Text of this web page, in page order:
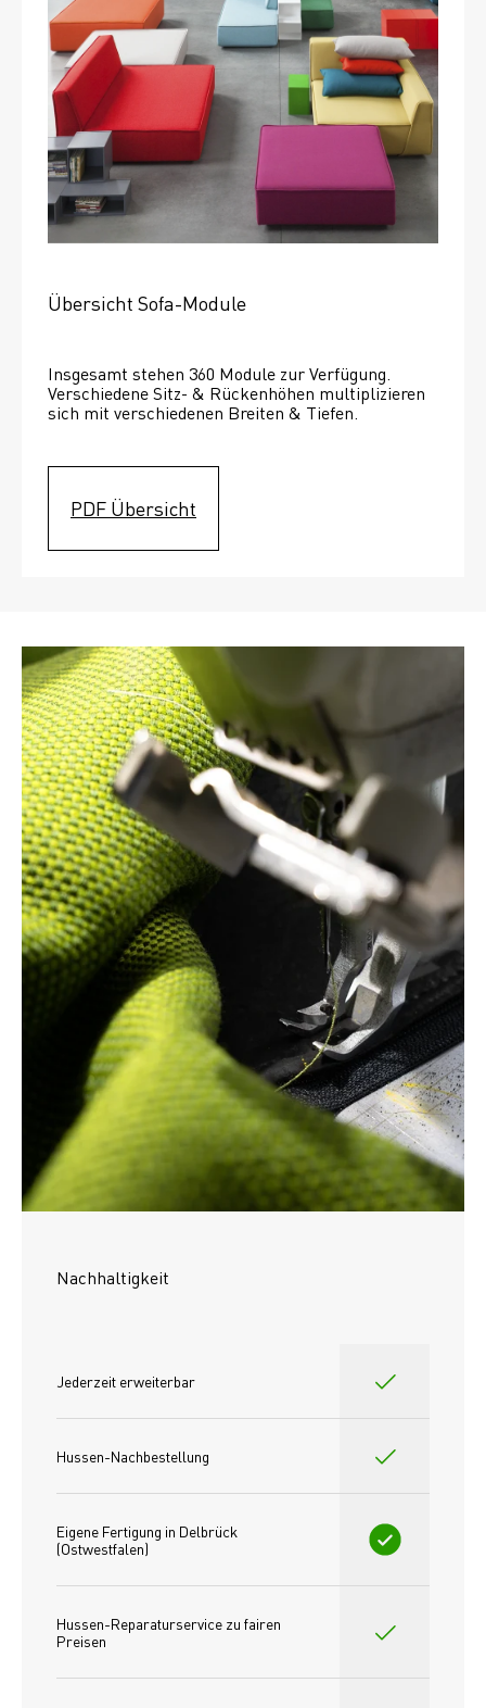
Übersicht Sofa-Module
Insgesamt stehen 360 Module zur Verfügung.
Verschiedene Sitz- & Rückenhöhen multiplizieren
sich mit verschiedenen Breiten & Tiefen.
PDF Übersicht
Nachhaltigkeit
Jederzeit erweiterbar
Hussen-Nachbestellung
Eigene Fertigung in Delbrück
(Ostwestfalen)
Hussen-Reparaturservice zu fairen
Preisen​